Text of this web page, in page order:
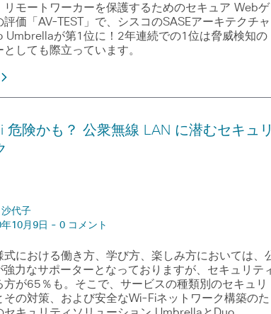
リモートワーカーを保護するためのセキュア Webゲ
評価「AV-TEST」で、シスコのSASEアーキテクチャ
Umbrellaが第1位に！2年連続での1位は脅威検知の
しても際立っています。
危険かも？ 公衆無線 LAN に潜むセキュ
代子
年10月9日 - 0 コメント
式における働き方、学び方、楽しみ方においては、
強力なサポーターとなっておりますが、セキュリテ
方が65％も。そこで、サービスの種類別のセキュリ
その対策、および安全なWi-Fiネットワーク構築のた